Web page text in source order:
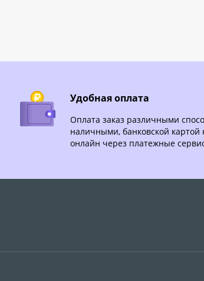
Удобная оплата
Оплата заказ различными
наличными, банковской картой
онлайн через платежные